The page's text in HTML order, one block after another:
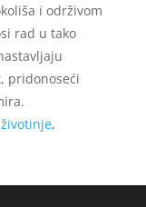
i održivom
rad u tako
pridonoseći
životinje,